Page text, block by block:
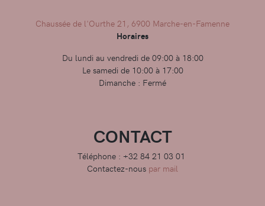
Chaussée de l'Ourthe 21, 6900 Marche-en-Famenne
Horaires
Du lundi au vendredi de 09:00 à 18:00
Le samedi de 10:00 à 17:00
Dimanche : Fermé
CONTACT
Téléphone : +32 84 21 03 01
Contactez-nous par mail